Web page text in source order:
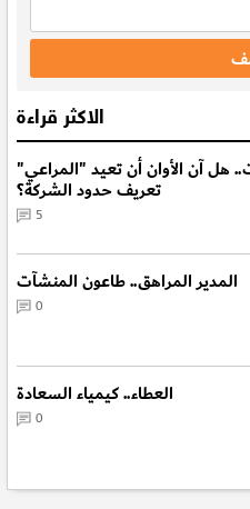
الاكثر قراءة
هل آن الأوان أن تعيد "المراعي"
تعريف حدود الشركة؟
5
المدير المراهق.. طاعون المنشآت
0
العطاء.. كيمياء السعادة
0